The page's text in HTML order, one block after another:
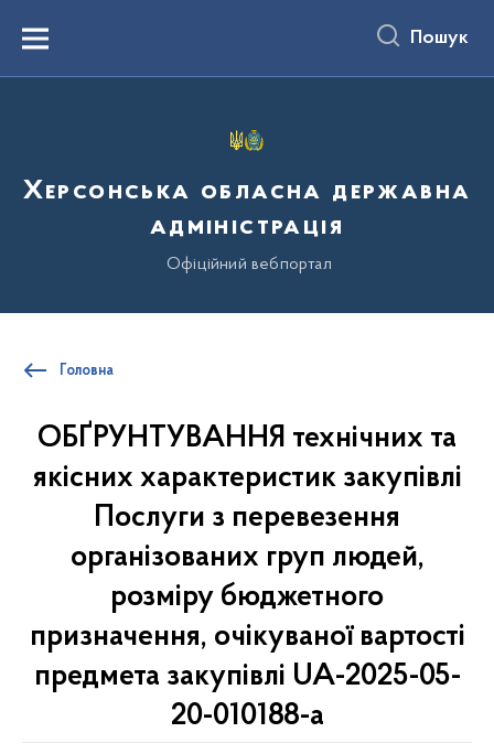
вмістуMenu Пошук
Херсонська обласна державна
адміністрація
Офіційний вебпортал
Головна
ОБҐРУНТУВАННЯ технічних та
якісних характеристик закупівлі
Послуги з перевезення
організованих груп людей,
розміру бюджетного
призначення, очікуваної вартості
предмета закупівлі UA-2025-05-
20-010188-a